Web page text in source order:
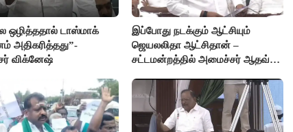
ஒழித்ததால் டாஸ்மாக்
அதிகரித்தது”-
விக்னேஷ்
இப்போது நடக்கும் ஆட்சியும்
ஜெயலலிதா ஆட்சிதான் –
சட்டமன்றத்தில் அமைச்சர் ஆதவ்